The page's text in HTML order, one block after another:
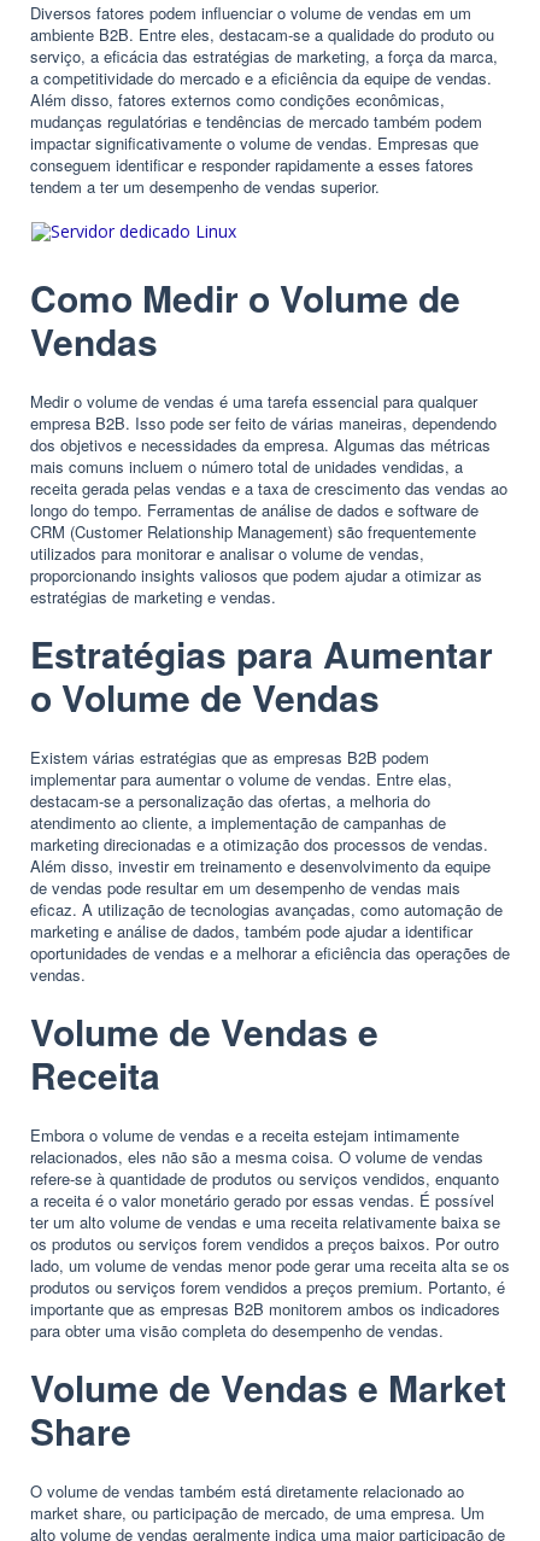
Diversos fatores podem influenciar o volume de vendas em um
ambiente B2B. Entre eles, destacam-se a qualidade do produto ou
serviço, a eficácia das estratégias de marketing, a força da marca,
a competitividade do mercado e a eficiência da equipe de vendas.
Além disso, fatores externos como condições econômicas,
mudanças regulatórias e tendências de mercado também podem
impactar significativamente o volume de vendas. Empresas que
conseguem identificar e responder rapidamente a esses fatores
tendem a ter um desempenho de vendas superior.
Como Medir o Volume de
Vendas
Medir o volume de vendas é uma tarefa essencial para qualquer
empresa B2B. Isso pode ser feito de várias maneiras, dependendo
dos objetivos e necessidades da empresa. Algumas das métricas
mais comuns incluem o número total de unidades vendidas, a
receita gerada pelas vendas e a taxa de crescimento das vendas ao
longo do tempo. Ferramentas de análise de dados e software de
CRM (Customer Relationship Management) são frequentemente
utilizados para monitorar e analisar o volume de vendas,
proporcionando insights valiosos que podem ajudar a otimizar as
estratégias de marketing e vendas.
Estratégias para Aumentar
o Volume de Vendas
Existem várias estratégias que as empresas B2B podem
implementar para aumentar o volume de vendas. Entre elas,
destacam-se a personalização das ofertas, a melhoria do
atendimento ao cliente, a implementação de campanhas de
marketing direcionadas e a otimização dos processos de vendas.
Além disso, investir em treinamento e desenvolvimento da equipe
de vendas pode resultar em um desempenho de vendas mais
eficaz. A utilização de tecnologias avançadas, como automação de
marketing e análise de dados, também pode ajudar a identificar
oportunidades de vendas e a melhorar a eficiência das operações de
vendas.
Volume de Vendas e
Receita
Embora o volume de vendas e a receita estejam intimamente
relacionados, eles não são a mesma coisa. O volume de vendas
refere-se à quantidade de produtos ou serviços vendidos, enquanto
a receita é o valor monetário gerado por essas vendas. É possível
ter um alto volume de vendas e uma receita relativamente baixa se
os produtos ou serviços forem vendidos a preços baixos. Por outro
lado, um volume de vendas menor pode gerar uma receita alta se os
produtos ou serviços forem vendidos a preços premium. Portanto, é
importante que as empresas B2B monitorem ambos os indicadores
para obter uma visão completa do desempenho de vendas.
Volume de Vendas e Market
Share
O volume de vendas também está diretamente relacionado ao
market share, ou participação de mercado, de uma empresa. Um
alto volume de vendas geralmente indica uma maior participação de